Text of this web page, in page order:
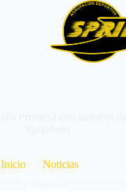
Inicio
Noticias